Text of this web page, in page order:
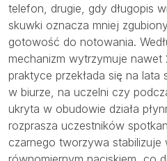
telefon, drugie, gdy długopis
skuwki oznacza mniej
gotowość do notowania.
mechanizm wytrzymuje
praktyce przekłada się na
w biurze, na uczelni czy
ukryta w obudowie działa
rozprasza uczestników
czarnego tworzywa stabilizuje